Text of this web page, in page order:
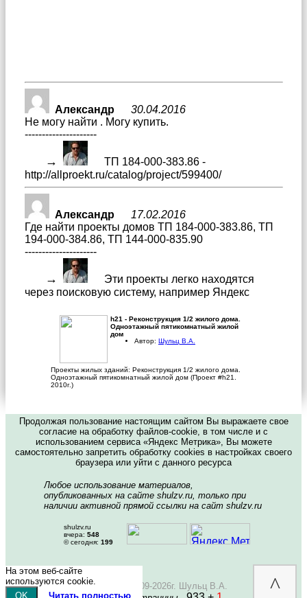
Александр 30.04.2016
Не могу найти . Могу купить.
---------------------
→
ТП 184-000-383.86 -
http://allproekt.ru/catalog/project/599400/
Александр 17.02.2016
Где найти проекты домов ТП 184-000-383.86, ТП
194-000-384.86, ТП 144-000-835.90
---------------------
→
Эти проекты легко находятся
через поисковую систему, например Яндекс
h21 - Реконструкция 1/2 жилого дома.
Одноэтажный пятикомнатный жилой
дом
Автор: Шульц В.А.
Проекты жилых зданий: Реконструкция 1/2 жилого дома.
Одноэтажный пятикомнатный жилой дом (Проект #h21.
2010г.)
Продолжая пользование настоящим сайтом Вы выражаете свое
согласие на обработку файлов-cookie, в том числе и с
использованием сервиса «Яндекс Метрика», Вы можете
самостоятельно запретить обработку cookies в настройках своего
браузера или уйти с данного ресурса
Любое использование материалов,
опубликованных на сайте shulzv.ru, только при
наличии активной прямой ссылки на сайт shulzv.ru
shulzv.ru
вчера: 548
© сегодня: 199
Copyright © 2009-2026г. Шульц В.А.
На этом веб-сайте
используются cookie.
OK
Читать полностью ^